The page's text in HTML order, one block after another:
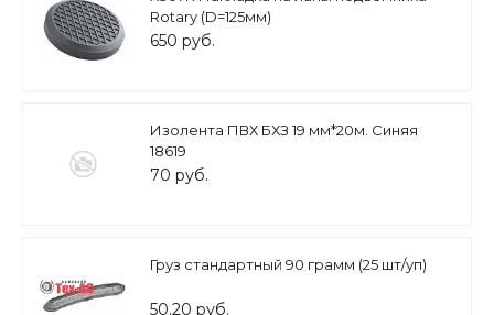
Rotary (D=125мм)
650 руб.
Изолента ПВХ БХЗ 19 мм*20м. Синяя
18619
70 руб.
Груз стандартный 90 грамм (25 шт/уп)
50.20 руб.